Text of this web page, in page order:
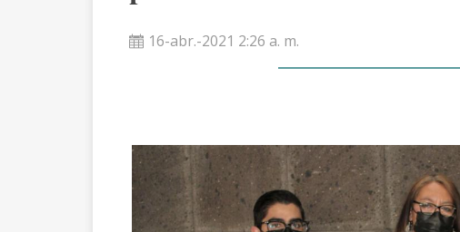
16-abr.-2021 2:26 a. m.